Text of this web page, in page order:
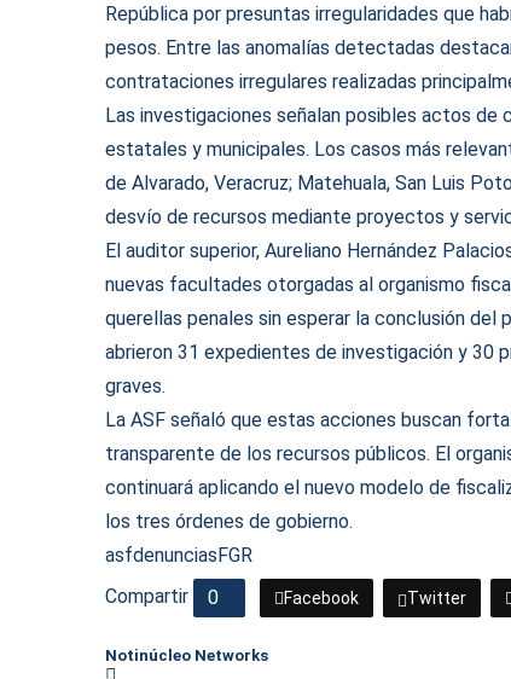
República por presuntas irregularidades que
pesos. Entre las anomalías detectadas
contrataciones irregulares realizadas
Las investigaciones señalan posibles actos de
estatales y municipales. Los casos más
de Alvarado, Veracruz; Matehuala, San Luis
desvío de recursos mediante proyectos y
El auditor superior, Aureliano Hernández
nuevas facultades otorgadas al organismo
querellas penales sin esperar la conclusión
abrieron 31 expedientes de investigación y 30
graves.
La ASF señaló que estas acciones buscan
transparente de los recursos públicos. El
continuará aplicando el nuevo modelo de
los tres órdenes de gobierno.
asfdenunciasFGR
Compartir
0 Facebook Twitter
Notinúcleo Networks